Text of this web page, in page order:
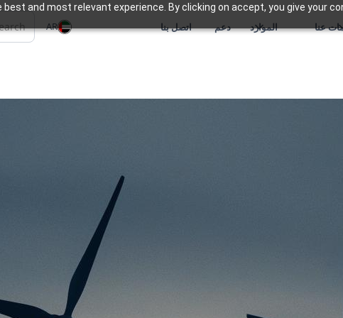
and most relevant experience. By clicking on accept, you give your
عنا الموارد دعم اتصل بنا AR
مما يساعد الشركات
العملاء وإدارة المشاريع